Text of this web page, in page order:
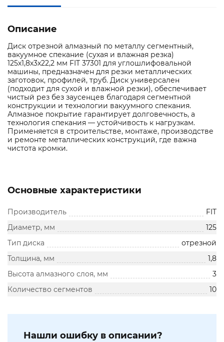
Описание
Диск отрезной алмазный по металлу сегментный,
вакуумное спекание (сухая и влажная резка)
125х1,8х3х22,2 мм FIT 37301 для углошлифовальной
машины, предназначен для резки металлических
заготовок, профилей, труб. Диск универсален
(подходит для сухой и влажной резки), обеспечивает
чистый рез без заусенцев благодаря сегментной
конструкции и технологии вакуумного спекания.
Алмазное покрытие гарантирует долговечность, а
технология спекания — устойчивость к нагрузкам.
Применяется в строительстве, монтаже, производстве
и ремонте металлических конструкций, где важна
чистота кромки.
Основные характеристики
Производитель
FIT
Диаметр, мм
125
Тип диска
отрезной
Толщина, мм
1,8
Высота алмазного слоя, мм
3
Количество сегментов
10
Нашли ошибку в описании?